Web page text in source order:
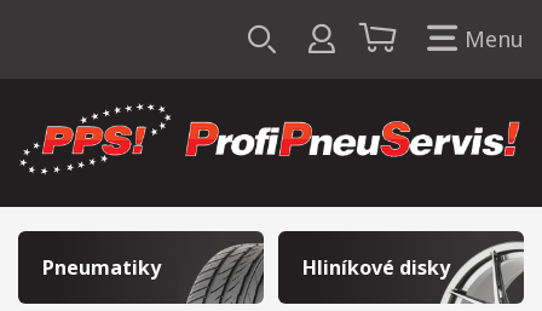
Menu
Pneumatiky Hliníkové disky